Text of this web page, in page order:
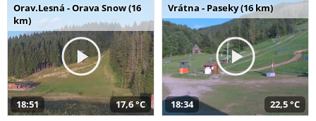
Orav.Lesná - Orava Snow (16
km)
18:51 17,6 °C
Vrátna - Paseky (16 km)
18:34 22,5 °C